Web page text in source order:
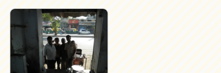
国内旅行
中部
北海道・東北
近畿